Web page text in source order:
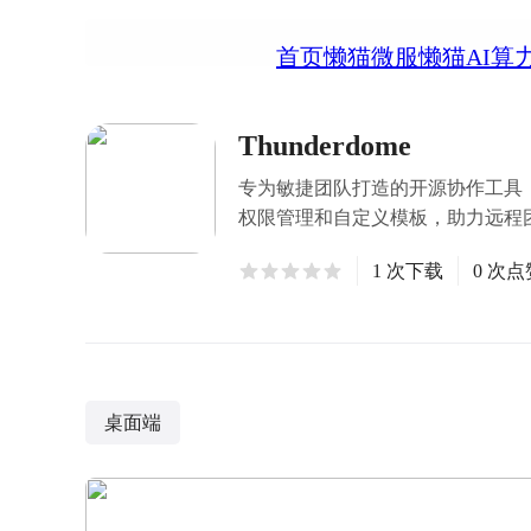
首页懒猫微服懒猫AI算
Thunderdome
专为敏捷团队打造的开源协作工具
权限管理和自定义模板，助力远程
1 次下载 0 次点
桌面端